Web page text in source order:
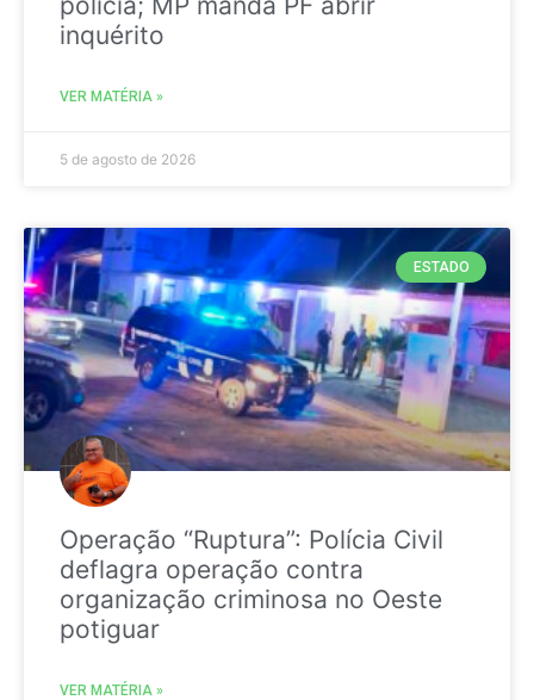
inquérito
VER MATÉRIA »
5 de agosto de 2026
ESTADO
Operação “Ruptura”: Polícia Civil
deflagra operação contra
organização criminosa no Oeste
potiguar
VER MATÉRIA »